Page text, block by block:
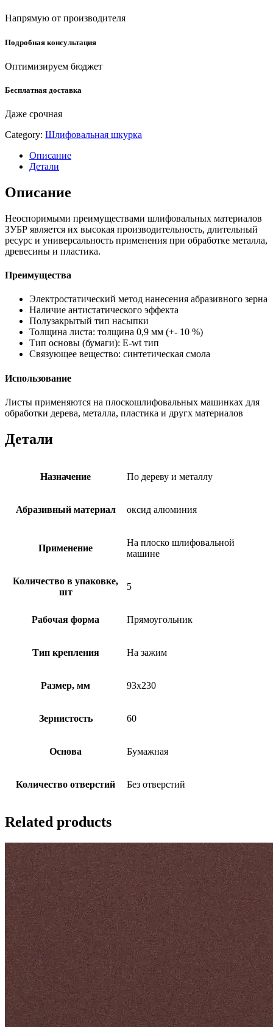
Напрямую от производителя
Подробная консультация
Оптимизируем бюджет
Бесплатная доставка
Даже срочная
Category: Шлифовальная шкурка
Описание
Детали
Описание
Неоспоримыми преимуществами шлифовальных материалов
ЗУБР является их высокая производительность, длительный
ресурс и универсальность применения при обработке металла,
древесины и пластика.
Преимущества
Электростатический метод нанесения абразивного зерна
Наличие антистатического эффекта
Полузакрытый тип насыпки
Толщина листа: толщина 0,9 мм (+- 10 %)
Тип основы (бумаги): E-wt тип
Связующее вещество: синтетическая смола
Использование
Листы применяются на плоскошлифовальных машинках для
обработки дерева, металла, пластика и другх материалов
Детали
Назначение По дереву и металлу
Абразивный материал оксид алюминия
Применение
На плоско шлифовальной
машине
Количество в упаковке,
шт
5
Рабочая форма Прямоугольник
Тип крепления На зажим
Размер, мм 93х230
Зернистость 60
Основа Бумажная
Количество отверстий Без отверстий
Related products